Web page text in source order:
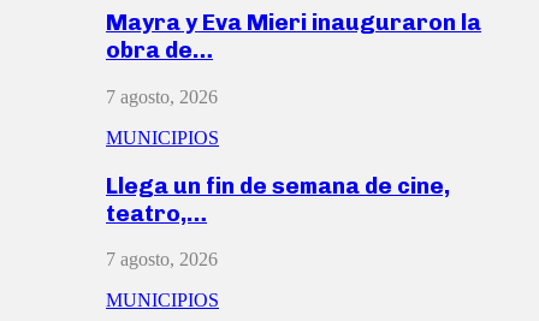
Mayra y Eva Mieri inauguraron la
obra de…
7 agosto, 2026
MUNICIPIOS
Llega un fin de semana de cine,
teatro,…
7 agosto, 2026
MUNICIPIOS